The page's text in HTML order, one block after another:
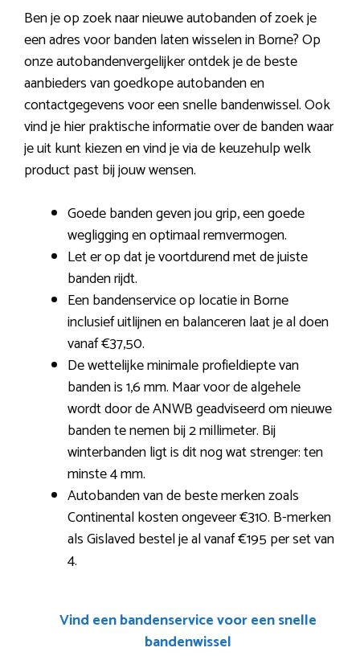
Ben je op zoek naar nieuwe autobanden of zoek je
een adres voor banden laten wisselen in Borne? Op
onze autobandenvergelijker ontdek je de beste
aanbieders van goedkope autobanden en
contactgegevens voor een snelle bandenwissel. Ook
vind je hier praktische informatie over de banden waar
je uit kunt kiezen en vind je via de keuzehulp welk
product past bij jouw wensen.
Goede banden geven jou grip, een goede
wegligging en optimaal remvermogen.
Let er op dat je voortdurend met de juiste
banden rijdt.
Een bandenservice op locatie in Borne
inclusief uitlijnen en balanceren laat je al doen
vanaf €37,50.
De wettelijke minimale profieldiepte van
banden is 1,6 mm. Maar voor de algehele
wordt door de ANWB geadviseerd om nieuwe
banden te nemen bij 2 millimeter. Bij
winterbanden ligt is dit nog wat strenger: ten
minste 4 mm.
Autobanden van de beste merken zoals
Continental kosten ongeveer €310. B-merken
als Gislaved bestel je al vanaf €195 per set van
4.
Vind een bandenservice voor een snelle
bandenwissel